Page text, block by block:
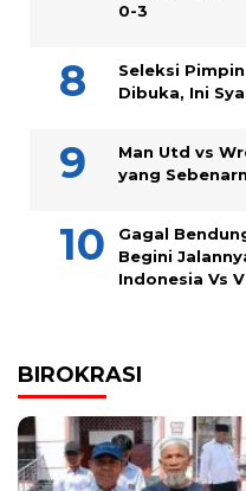
0-3
Seleksi
Dibuka, Ini
Man Utd vs
yang
Gagal
Begini
Indonesia Vs
BIROKRASI